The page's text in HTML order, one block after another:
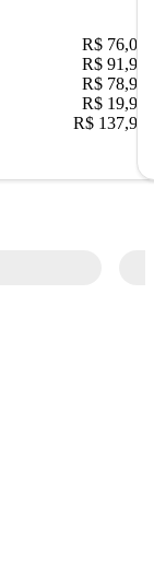
R$ 76,09
R$ 91,90
R$ 78,90
R$ 19,90
R$ 137,90